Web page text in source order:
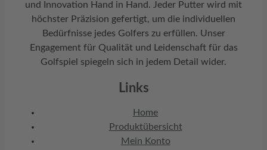
und Innovation Hand in Hand. Jeder Putter wird mit
höchster Präzision gefertigt, um die individuellen
Bedürfnisse jedes Golfers zu erfüllen. Unser
Engagement für Qualität und Leidenschaft für das
Golfspiel spiegeln sich in jedem Detail wider.
Links
Home
Produktübersicht
Mein Konto